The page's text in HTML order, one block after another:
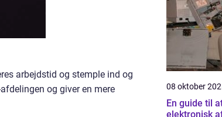
arbejdstid og stemple ind og
og giver en mere
08 oktober
En guide til
elektronisk